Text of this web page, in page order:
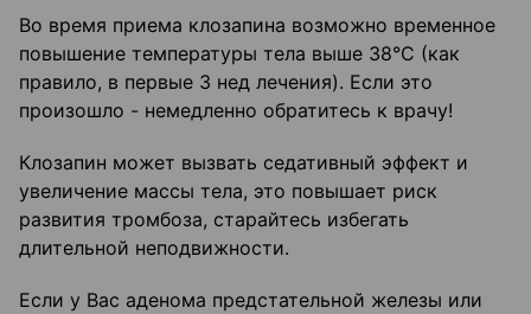
Во время приема клозапина возможно временное
повышение температуры тела выше 38°C (как
правило, в первые 3 нед лечения). Если это
произошло - немедленно обратитесь к врачу!
Клозапин может вызвать седативный эффект и
увеличение массы тела, это повышает риск
развития тромбоза, старайтесь избегать
длительной неподвиж­ности.
Если у Вас аденома предстательной железы или